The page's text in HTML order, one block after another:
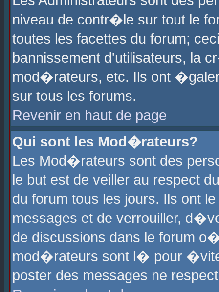
niveau de contr�le sur tout le
toutes les facettes du forum;
bannissement d'utilisateurs, la
mod�rateurs, etc. Ils ont
sur tous les forums.
Revenir en haut de page
Qui sont les Mod�rateurs?
Les Mod�rateurs sont des
le but est de veiller au respect
du forum tous les jours. Ils ont
messages et de verrouiller,
de discussions dans le forum
mod�rateurs sont l� pour
poster des messages ne